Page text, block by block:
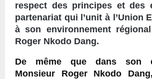
respect des principes et des
partenariat qui l’unit à l’Union
à son environnement
Roger Nkodo Dang.
De même que dans son
Monsieur Roger Nkodo